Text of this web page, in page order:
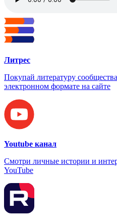
Литрес
Покупай литературу
электронном формате на сайте
Youtube канал
Смотри личные истории и
YouTube